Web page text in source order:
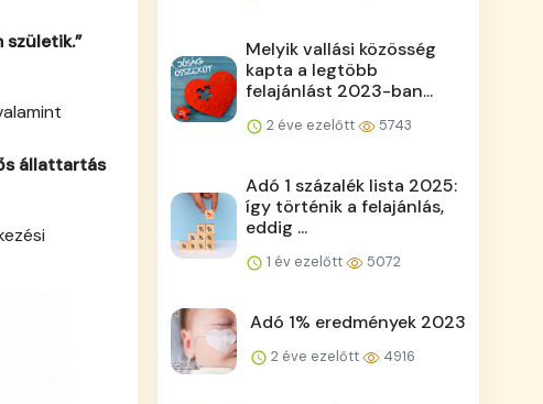
állattartás
Melyik vallási közösség
kapta a legtöbb
felajánlást 2023-ban...
2 éve ezelőtt 5743
Adó 1 százalék lista 2025:
így történik a felajánlás,
eddig ...
1 év ezelőtt 5072
Adó 1% eredmények 2023
2 éve ezelőtt 4916